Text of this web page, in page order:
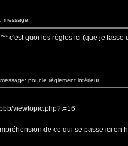
message:
c'est quoi les règles ici (que je fasse
pour le règlement intérieur
viewtopic.php?t=16
de ce qui se passe ici en